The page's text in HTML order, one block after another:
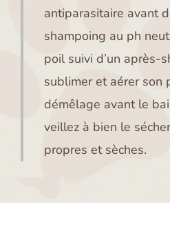
antiparasitaire avant
shampoing au ph
poil suivi d’un après-
sublimer et aérer son
démêlage avant le
veillez à bien le
propres et sèches.